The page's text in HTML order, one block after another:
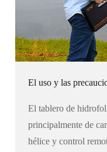
El uso y las
El tablero de
principalmente de
hélice y control